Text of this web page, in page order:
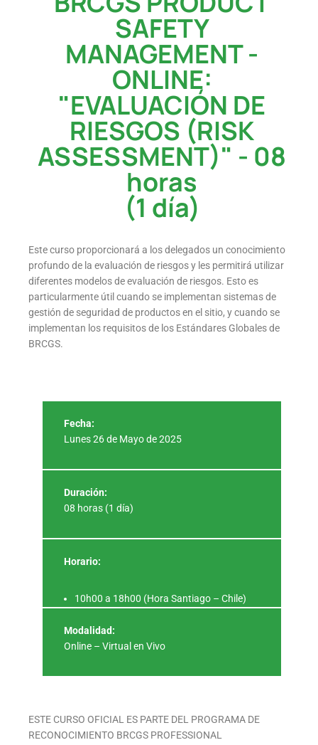
SAFETY
MANAGEMENT -
ONLINE:
"EVALUACIÓN DE
RIESGOS (RISK
ASSESSMENT)" - 08
horas
(1 día)
Este curso proporcionará a los delegados un conocimiento
profundo de la evaluación de riesgos y les permitirá utilizar
diferentes modelos de evaluación de riesgos. Esto es
particularmente útil cuando se implementan sistemas de
gestión de seguridad de productos en el sitio, y cuando se
implementan los requisitos de los Estándares Globales de
BRCGS.
Fecha:
Lunes 26 de Mayo de 2025
Duración:
08 horas (1 día)
Horario:
10h00 a 18h00 (Hora Santiago – Chile)
Modalidad:
Online – Virtual en Vivo
ESTE CURSO OFICIAL ES PARTE DEL PROGRAMA DE
RECONOCIMIENTO BRCGS PROFESSIONAL